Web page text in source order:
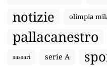
notizie olimpia
pallacanestro
sassari serie A